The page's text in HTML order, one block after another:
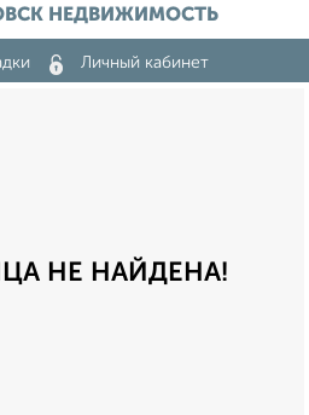
НЕДВИЖИМОСТЬ
Личный кабинет
НЕ НАЙДЕНА!